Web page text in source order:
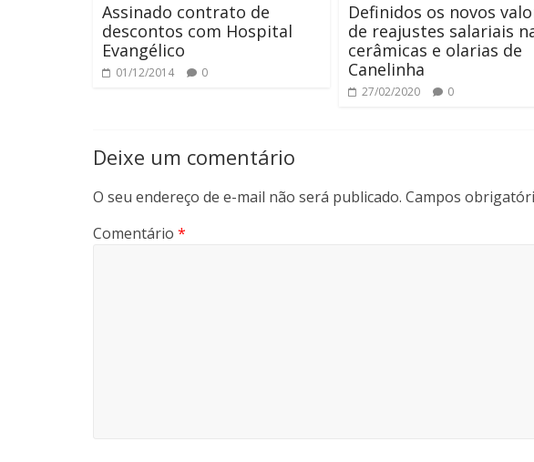
Assinado contrato de
descontos com Hospital
Evangélico
01/12/2014 0
Definidos os novos
de reajustes salariais
cerâmicas e olarias de
Canelinha
27/02/2020 0
Deixe um comentário
O seu endereço de e-mail não será publicado. Campos
Comentário *